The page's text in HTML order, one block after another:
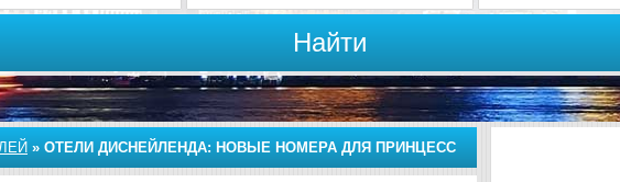
Найти
» ОТЕЛИ ДИСНЕЙЛЕНДА: НОВЫЕ НОМЕРА ДЛЯ ПРИНЦЕСС